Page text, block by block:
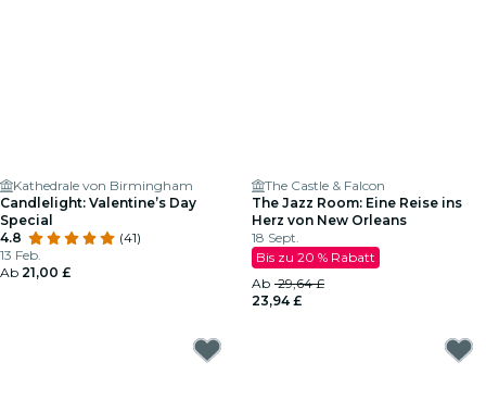
Kathedrale von Birmingham
Candlelight: Valentine’s Day
Special
4.8
(41)
13 Feb.
Ab 21,00 £
The Castle & Falcon
The Jazz Room: Eine Reise ins
Herz von New Orleans
18 Sept.
Bis zu 20 % Rabatt
Ab 29,64 £
23,94 £